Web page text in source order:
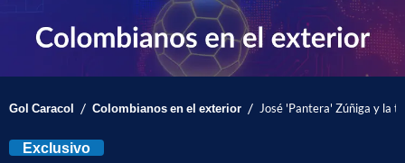
Gol Caracol / Colombianos en el exterior / José 'Pantera' Zúñiga y la
Exclusivo